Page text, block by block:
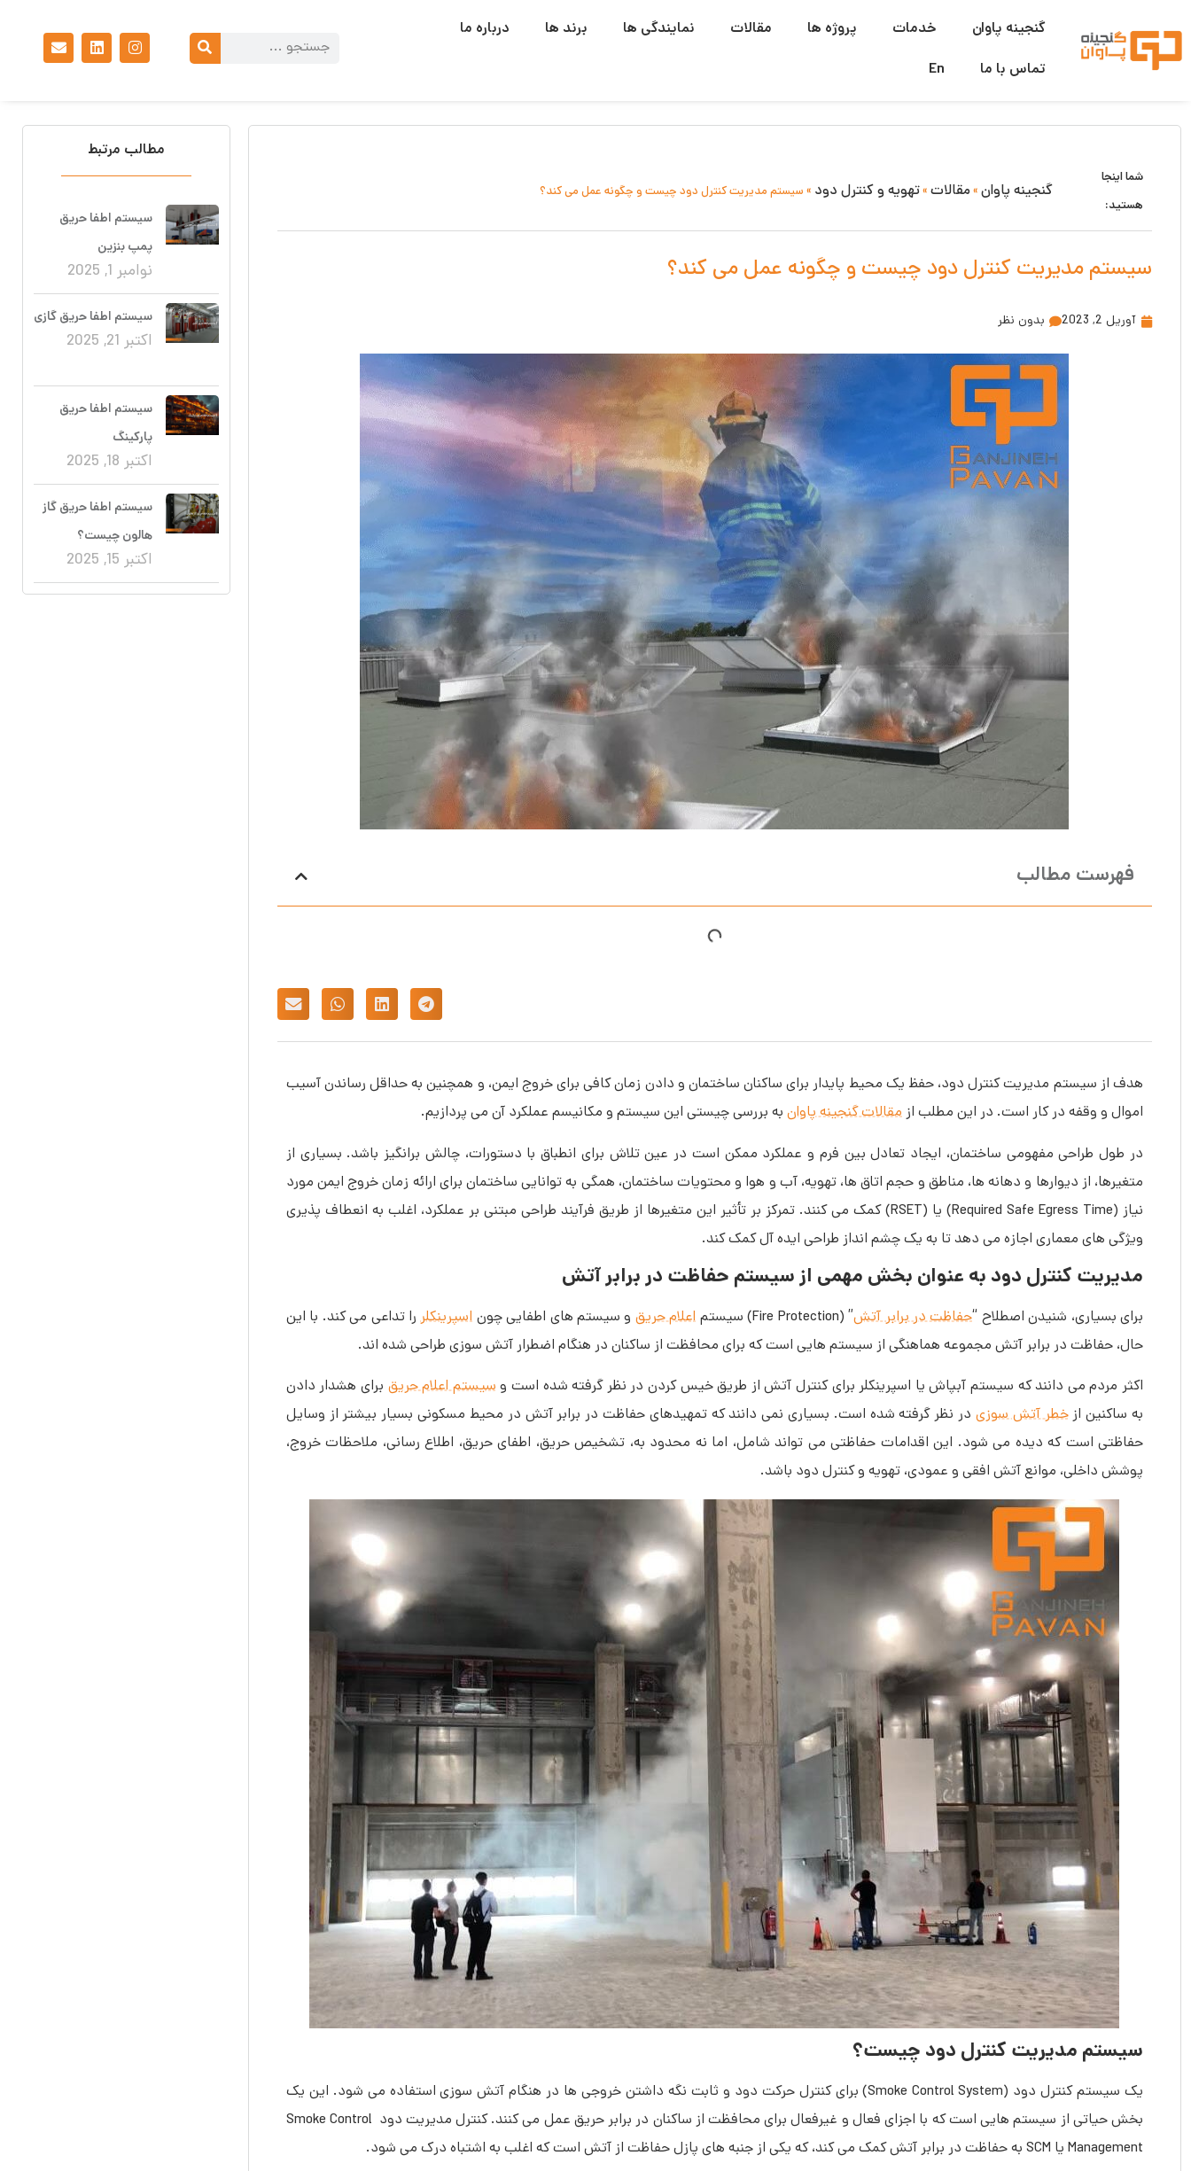
گنجینه پاوان خدمات پروژه ها مقالات نمایندگی ها برند ها
درباره ما
تماس با ما
En
شما اینجا
هستید:
گنجینه پاوان » مقالات »تهویه و کنترل دود » سیستم مدیریت کنترل دود چیست و چگونه عمل می کند؟
سیستم مدیریت کنترل دود چیست و چگونه عمل می کند؟
آوریل 2, 2023 بدون نظر
فهرست مطالب
هدف از سیستم مدیریت کنترل دود، حفظ یک محیط پایدار برای ساکنان ساختمان و دادن زمان کافی برای خروج ایمن، و همچنین به حداقل رساندن آسیب
اموال و وقفه در کار است. در این مطلب ازمقالات گنجینه پاوان به بررسی چیستی این سیستم و مکانیسم عملکرد آن می پردازیم.
در طول طراحی مفهومی ساختمان، ایجاد تعادل بین فرم و عملکرد ممکن است در عین تلاش برای انطباق با دستورات، چالش برانگیز باشد. بسیاری از
متغیرها، از دیوارها و دهانه ها، مناطق و حجم اتاق ها، تهویه، آب و هوا و محتویات ساختمان، همگی به توانایی ساختمان برای ارائه زمان خروج ایمن مورد
نیاز (Required Safe Egress Time) یا (RSET) کمک می کنند. تمرکز بر تأثیر این متغیرها از طریق فرآیند طراحی مبتنی بر عملکرد، اغلب به انعطاف پذیری
ویژگی های معماری اجازه می دهد تا به یک چشم انداز طراحی ایده آل کمک کند.
مدیریت کنترل دود به عنوان بخش مهمی از سیستم حفاظت در برابر آتش
برای بسیاری، شنیدن اصطلاح “حفاظت در برابر آتش” (Fire Protection) سیستم اعلام حریق و سیستم های اطفایی چون اسپرینکلررا تداعی می کند. با این
حال، حفاظت در برابر آتش مجموعه هماهنگی از سیستم هایی است که برای محافظت از ساکنان در هنگام اضطرار آتش سوزی طراحی شده اند.
اکثر مردم می دانند که سیستم آبپاش یا اسپرینکلر برای کنترل آتش از طریق خیس کردن در نظر گرفته شده است و سیستم اعلام حریق برای هشدار دادن
به ساکنین ازخطر آتش سوزی در نظر گرفته شده است. بسیاری نمی دانند که تمهیدهای حفاظت در برابر آتش در محیط مسکونی بسیار بیشتر از وسایل
حفاظتی است که دیده می شود. این اقدامات حفاظتی می تواند شامل، اما نه محدود به، تشخیص حریق، اطفای حریق، اطلاع رسانی، ملاحظات خروج،
پوشش داخلی، موانع آتش افقی و عمودی، تهویه و کنترل دود باشد.
سیستم مدیریت کنترل دود چیست؟
یک سیستم کنترل دود (Smoke Control System) برای کنترل حرکت دود و ثابت نگه داشتن خروجی ها در هنگام آتش سوزی استفاده می شود. این یک
بخش حیاتی از سیستم هایی است که با اجزای فعال و غیرفعال برای محافظت از ساکنان در برابر حریق عمل می کنند. کنترل مدیریت دود Smoke Control
Management یا SCM به حفاظت در برابر آتش کمک می کند، که یکی از جنبه های پازل حفاظت از آتش است که اغلب به اشتباه درک می شود.
مطالب مرتبط
سیستم اطفا حریق
پمپ بنزین
نوامبر 1, 2025
سیستم اطفا حریق گازی
اکتبر 21, 2025
سیستم اطفا حریق
پارکینگ
اکتبر 18, 2025
سیستم اطفا حریق گاز
هالون چیست؟
اکتبر 15, 2025